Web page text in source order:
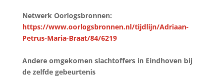
Netwerk Oorlogsbronnen:
https://www.oorlogsbronnen.nl/tijdlijn/Adriaan-
Petrus-Maria-Braat/84/6219
Andere omgekomen slachtoffers in Eindhoven bij
de zelfde gebeurtenis